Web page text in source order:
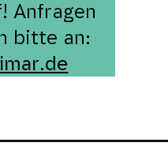
Anfragen
bitte an: